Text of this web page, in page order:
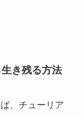
き残る方法
、チューリア